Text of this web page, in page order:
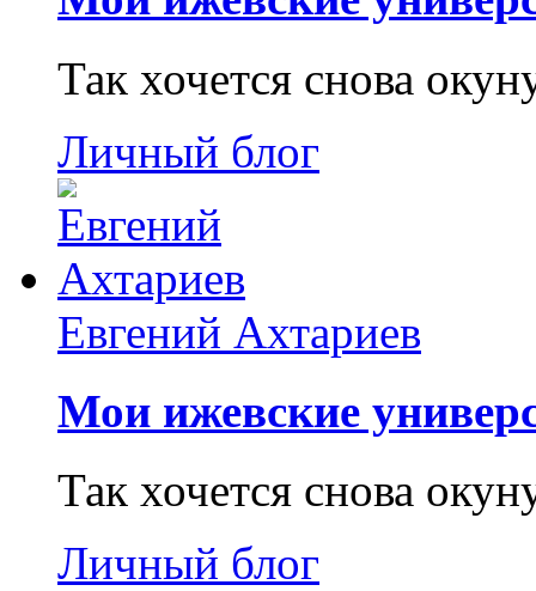
Так хочется снова
Личный блог
Евгений Ахтариев
Мои ижевские
Так хочется снова
Личный блог